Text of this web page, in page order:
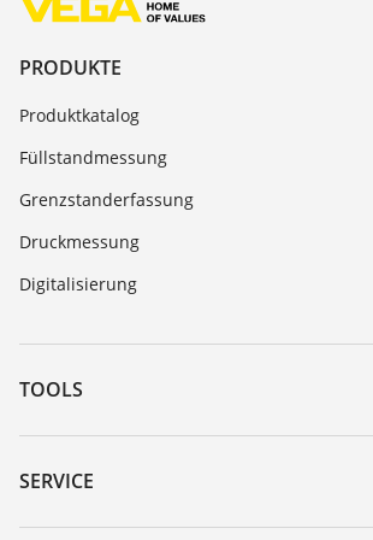
PRODUKTE
Produktkatalog
Füllstandmessung
Grenzstanderfassung
Druckmessung
Digitalisierung
TOOLS
Download-Center
Gerätesuche (Seriennummer)
SERVICE
Geräterücksendung